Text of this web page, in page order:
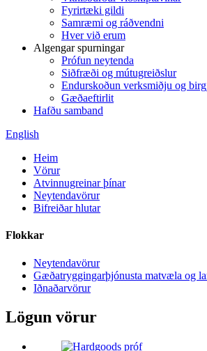
Fyrirtæki gildi
Samræmi og ráðvendni
Hver við erum
Algengar spurningar
Prófun neytenda
Siðfræði og mútugreiðslur
Endurskoðun verksmiðju og
Gæðaeftirlit
Hafðu samband
English
Heim
Vörur
Atvinnugreinar þínar
Neytendavörur
Bifreiðar hlutar
Flokkar
Neytendavörur
Gæðatryggingarþjónusta matvæla og
Iðnaðarvörur
Lögun vörur